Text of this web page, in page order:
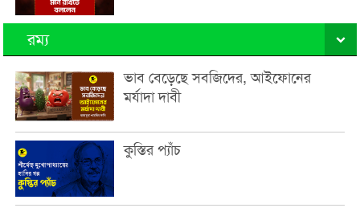
রম্য
ভাব বেড়েছে সবজিদের, আইফোনের
মর্যাদা দাবী
কুস্তির প্যাঁচ